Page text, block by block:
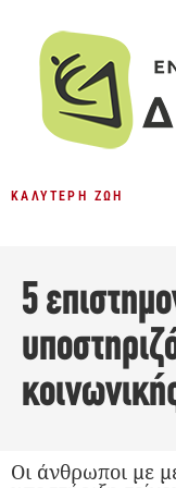
ΚΑΛΎΤΕΡΗ ΖΩΉ
5
Oι άνθρωποι με